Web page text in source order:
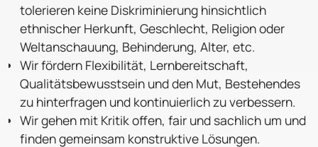
tolerieren keine Diskriminierung hinsichtlich
ethnischer Herkunft, Geschlecht, Religion oder
Weltanschauung, Behinderung, Alter, etc.
Wir fördern Flexibilität, Lernbereitschaft,
Qualitätsbewusstsein und den Mut, Bestehendes
zu hinterfragen und kontinuierlich zu verbessern.
Wir gehen mit Kritik offen, fair und sachlich um und
finden gemeinsam konstruktive Lösungen.